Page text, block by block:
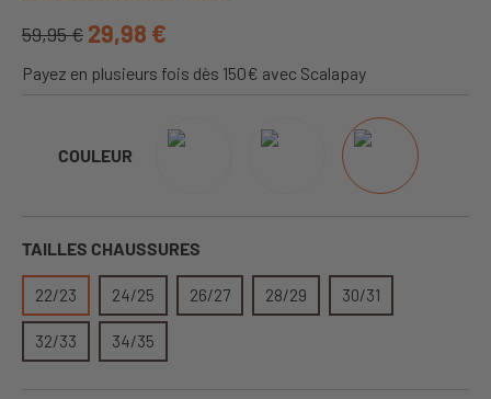
59,95 € 29,98 €
Payez en plusieurs fois dès 150€ avec Scalapay
COULEUR
TAILLES CHAUSSURES
22/23 24/25 26/27 28/29 30/31
32/33 34/35